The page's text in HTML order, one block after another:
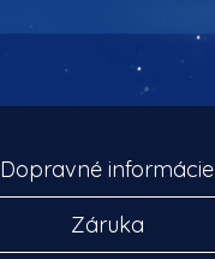
Dopravné informácie
Záruka